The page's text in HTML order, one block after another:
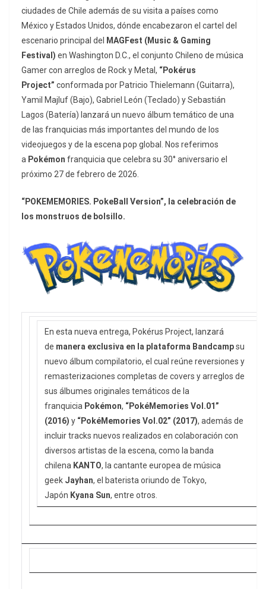
ciudades de Chile además de su visita a países como
México y Estados Unidos, dónde encabezaron el cartel del
escenario principal del
MAGFest (Music & Gaming
Festival) en Washington D.C., el conjunto Chileno de música
Gamer con arreglos de Rock y Metal, “Pokérus
Project” conformada por Patricio Thielemann (Guitarra),
Yamil Majluf (Bajo), Gabriel León (Teclado) y Sebastián
Lagos (Batería) lanzará un nuevo álbum temático de una
de las franquicias más importantes del mundo de los
videojuegos y de la escena pop global. Nos referimos
a Pokémon franquicia que celebra su 30° aniversario el
próximo 27 de febrero de 2026.
“POKEMEMORIES. PokeBall Version”, la celebración de
los monstruos de bolsillo.
En esta nueva entrega, Pokérus Project, lanzará
de manera exclusiva en la plataforma Bandcampsu
nuevo álbum compilatorio, el cual reúne reversiones y
remasterizaciones completas de covers y arreglos de
sus álbumes originales temáticos de la
franquicia Pokémon, “PokéMemories Vol.01”
(2016) y “PokéMemories Vol.02” (2017), además de
incluir tracks nuevos realizados en colaboración con
diversos artistas de la escena, como la banda
chilena KANTO, la cantante europea de música
geek Jayhan, el baterista oriundo de Tokyo,
Japón Kyana Sun, entre otros.